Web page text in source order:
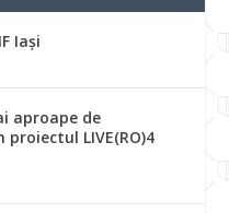
Iași
aproape de
LIVE(RO)4